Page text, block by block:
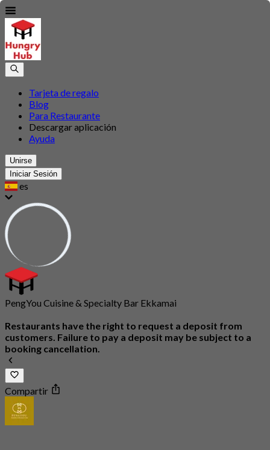
Tarjeta de regalo
Blog
Para Restaurante
Descargar aplicación
Ayuda
Unirse
Iniciar Sesión
es
PengYou Cuisine & Specialty Bar Ekkamai
Restaurants have the right to request a deposit from
customers. Failure to pay a deposit may be subject to a
booking cancellation.
Compartir